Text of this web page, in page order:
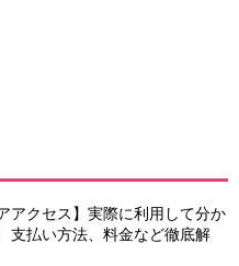
アクセス】実際に利用して分か
支払い方法、料金など徹底解